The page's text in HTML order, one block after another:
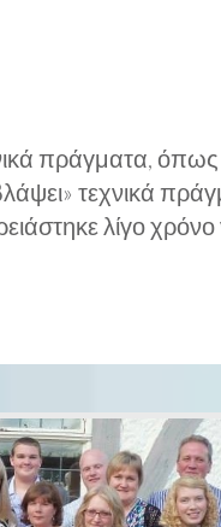
πράγματα, όπως
τεχνικά
λίγο